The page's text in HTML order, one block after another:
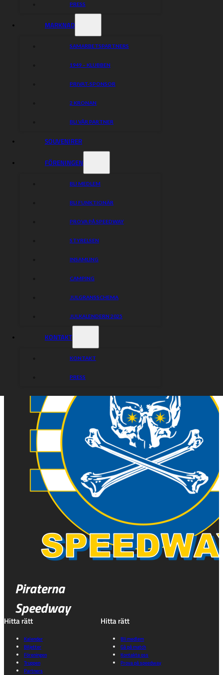
PRESS
MARKNAD
SAMARBETSPARTNERS
1949 – KLUBBEN
PRIVAT-SPONSOR
2 KRONAN
BLI VÅR PARTNER
SOUVENIRER
FÖRENINGEN
BLI MEDLEM
BLI FUNKTIONÄR
PROVA PÅ SPEEDWAY
STYRELSEN
INSAMLING
CAMPING
JULGRANSSCHEMA
JULKALENDERN 2025
KONTAKT
KONTAKT
PRESS
Piraterna
Speedway
Hitta rätt
Kalender
Biljetter
Föreningen
Truppen
Partners
Hitta rätt
Bli medlem
Gå på match
Kontakta oss
Prova på speedway